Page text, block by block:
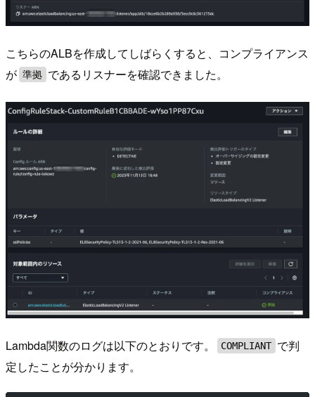
こちらのALBを作成してしばらくすると、コンプライアンス
が 準拠 であるリスナーを確認できました。
Lambda関数のログは以下のとおりです。 COMPLIANT で判
定したことが分かります。